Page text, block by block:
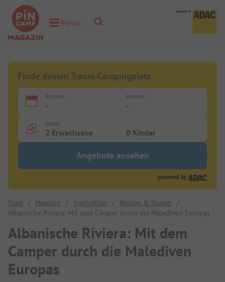
Toggle Menu
Menü Toggle Search
Finde deinen Traum-Campingplatz
Anreise
-
Abreise
-
Gäste
2 Erwachsene 0 Kinder
Angebote ansehen
Start / Magazin / Inspiration / Routen & Touren
/
Albanische Riviera: Mit dem Camper durch die Malediven Europas
Albanische Riviera: Mit dem
Camper durch die Malediven
Europas